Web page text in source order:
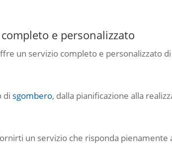
e personalizzato
un servizio completo e personalizzato
di sgombero, dalla pianificazione alla
un servizio che risponda pienamente